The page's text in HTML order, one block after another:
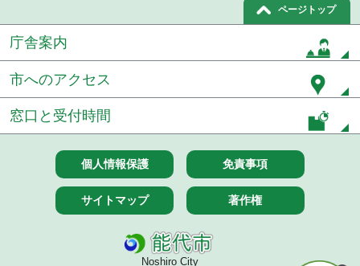
ページトップ
庁舎案内
市へのアクセス
窓口と受付時間
個人情報保護 免責事項
サイトマップ 著作権
Noshiro City